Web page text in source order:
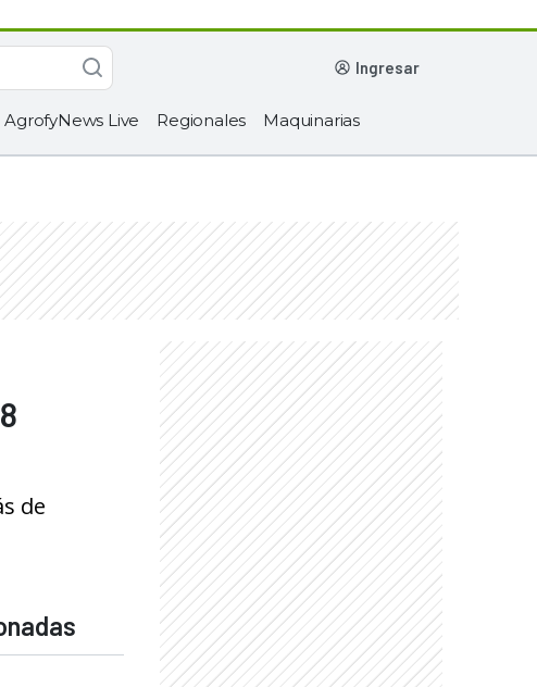
ingresar
AgrofyNews Live Regionales Maquinarias
de